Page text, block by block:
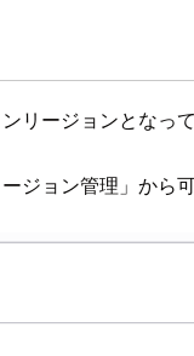
リージョンとなっ
ジョン管理」から可